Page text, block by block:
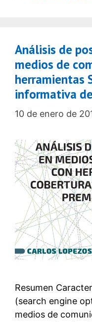
Análisis de
medios de
herramientas
informativa
10 de enero de
Resumen
(search engine
medios de